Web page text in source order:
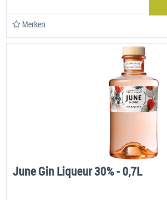
Merken
June Gin Liqueur 30% - 0,7L